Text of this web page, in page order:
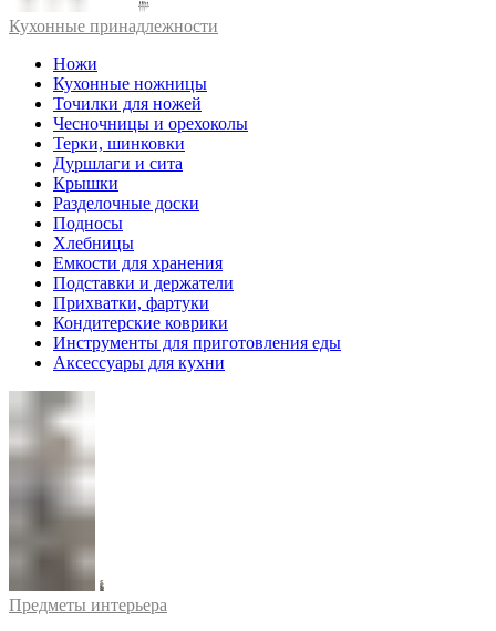
Кухонные принадлежности
Ножи
Кухонные ножницы
Точилки для ножей
Чесночницы и орехоколы
Терки, шинковки
Дуршлаги и сита
Крышки
Разделочные доски
Подносы
Хлебницы
Емкости для хранения
Подставки и держатели
Прихватки, фартуки
Кондитерские коврики
Инструменты для приготовления еды
Аксессуары для кухни
Предметы интерьера